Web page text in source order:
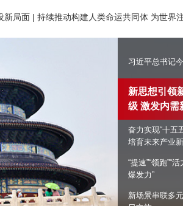
国际足球 网球
道路
健康 乐龄 阅读 艺术 汽车 数智
新局面 | 持续推动构建人类命运共同体 为世界
习近平总书记
新思想引领
级 激发内需
奋力实现“十五
培育未来产业
“提速”“领跑”“
爆发力”
新场景串联多